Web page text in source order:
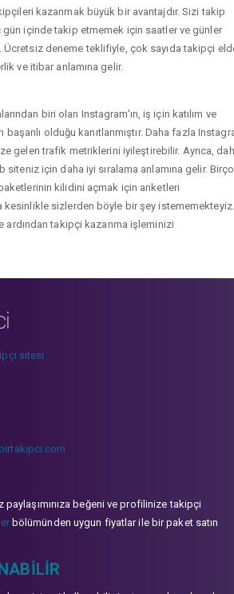
kazanmak büyük bir avantajdır. Sizi takip
içinde takip etmemek için saatler ve günler
deneme teklifiyle, çok sayıda takipçi
ve itibar anlamına gelir.
biri olan Instagram'ın, iş için katılım ve
olduğu kanıtlanmıştır. Daha fazla
gelen trafik metriklerini iyileştirebilir. Ayrıca,
siteniz için daha iyi sıralama anlamına gelir.
kilidini açmak için anketleri
kesinlikle sizlerden böyle bir şey istememekteyiz.
ardından takipçi kazanma işleminizi
sitesi
beğeni ve profilinize takipçi
bölümünden uygun fiyatlar ile bir paket satın